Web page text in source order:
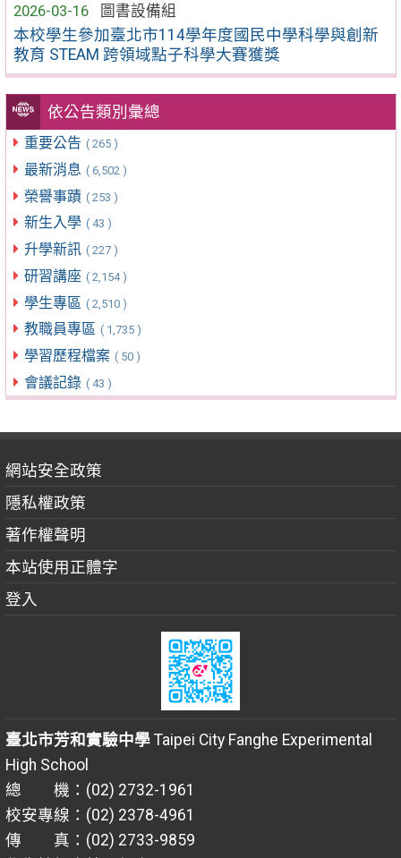
2026-03-16
圖書設備組
本校學生參加臺北市114學年度國民中學科學與創新
教育 STEAM 跨領域點子科學大賽獲獎
依公告類別彙總
重要公告 ( 265 )
最新消息 ( 6,502 )
榮譽事蹟 ( 253 )
新生入學 ( 43 )
升學新訊 ( 227 )
研習講座 ( 2,154 )
學生專區 ( 2,510 )
教職員專區 ( 1,735 )
學習歷程檔案 ( 50 )
會議記錄 ( 43 )
網站安全政策
隱私權政策
著作權聲明
本站使用正體字
登入
臺北市芳和實驗中學Taipei City Fanghe Experimental
High School
總 機：(02) 2732-1961
校安專線：(02) 2378-4961
傳 真：(02) 2733-9859